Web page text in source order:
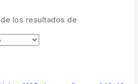
de los resultados de